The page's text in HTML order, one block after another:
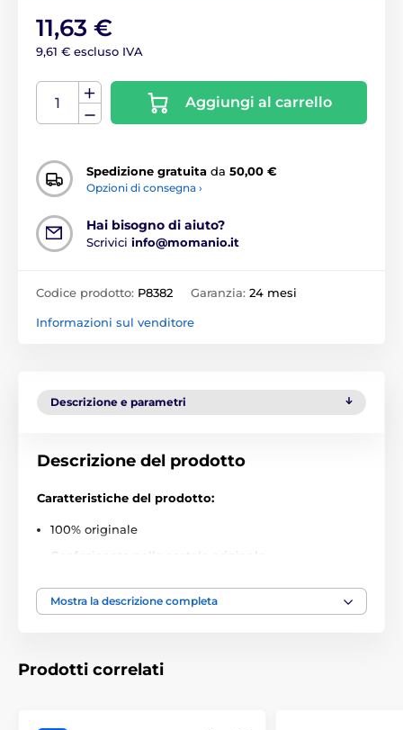
11,63 €
9,61 € escluso IVA
Aggiungi al carrello
Spedizione gratuita da 50,00 €
Opzioni di consegna ›
Hai bisogno di aiuto?
Scrivici info@momanio.it
Codice prodotto: P8382 Garanzia: 24 mesi
Informazioni sul venditore
Descrizione e parametri
Descrizione del prodotto
Caratteristiche del prodotto:
100% originale
Confezionato nella scatola originale
Vestibilità perfetta
Superficie trasparente e opaca
Mostra la descrizione completa
Prodotti correlati